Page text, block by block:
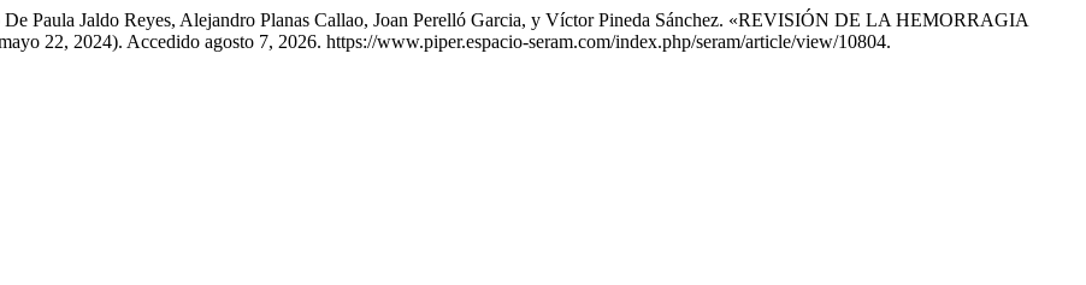
De Paula Jaldo Reyes, Alejandro Planas Callao, Joan Perelló Garcia, y Víctor Pineda Sánchez. «REVISIÓN DE LA HEMORRAGIA
22, 2024). Accedido agosto 7, 2026. https://www.piper.espacio-seram.com/index.php/seram/article/view/10804.